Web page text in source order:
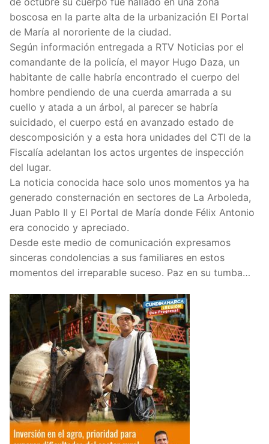
boscosa en la parte alta de la urbanización El Portal
de María al nororiente de la ciudad.
Según información entregada a RTV Noticias por el
comandante de la policía, el mayor Hugo Daza, un
habitante de calle habría encontrado el cuerpo del
hombre pendiendo de una cuerda amarrada a su
cuello y atada a un árbol, al parecer se habría
suicidado, el cuerpo está en avanzado estado de
descomposición y a esta hora unidades del CTI de la
Fiscalía adelantan los actos urgentes de inspección
del lugar.
La noticia conocida hace solo unos momentos ya ha
generado consternación en sectores de La Arboleda,
Juan Pablo II y El Portal de María donde Félix Antonio
era conocido y apreciado.
Desde este medio de comunicación expresamos
sinceras condolencias a sus familiares en estos
momentos del irreparable suceso. Paz en su tumba…